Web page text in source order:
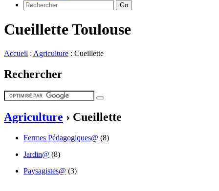
Go
Cueillette Toulouse
Accueil : Agriculture : Cueillette
Rechercher
Agriculture › Cueillette
Fermes Pédagogiques@ (8)
Jardin@ (8)
Paysagistes@ (3)